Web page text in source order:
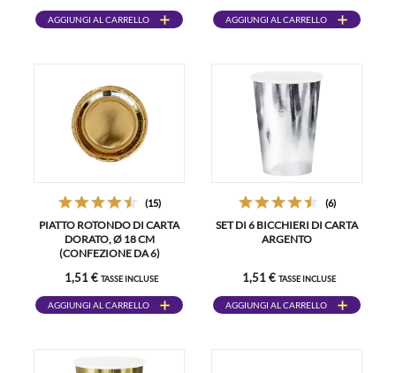
AGGIUNGI AL CARRELLO AGGIUNGI AL CARRELLO
(15)
PIATTO ROTONDO DI CARTA
DORATO, Ø 18 CM
(CONFEZIONE DA 6)
1,51 € TASSE INCLUSE
AGGIUNGI AL CARRELLO
(6)
SET DI 6 BICCHIERI DI CARTA
ARGENTO
1,51 € TASSE INCLUSE
AGGIUNGI AL CARRELLO